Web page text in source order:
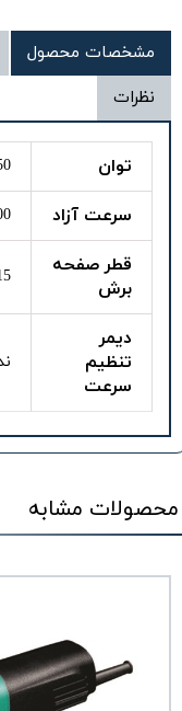
مشخصات محصول
نظرات
توان
سرعت آزاد
قطر صفحه
برش
115
دیمر
تنظیم
سرعت
محصولات مشابه